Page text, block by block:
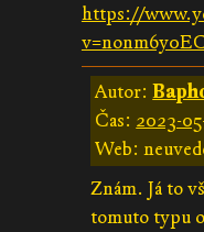
https://
Autor:
Čas: 2023-
Web:
Znám. Já to
tomuto typu